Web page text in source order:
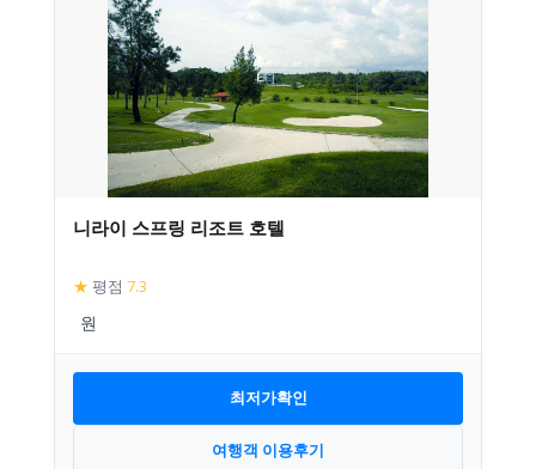
니라이 스프링 리조트 호텔
★ 평점 7.3
최저가확인
여행객 이용후기